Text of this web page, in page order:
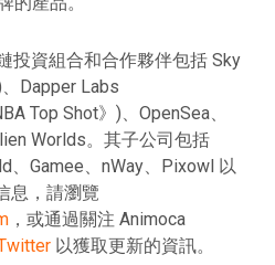
投資組合和合作夥伴包括 Sky
Dapper Labs
Top Shot》)、OpenSea、
Worlds。其子公司包括
、Gamee、nWay、Pixowl 以
息，請瀏覽
，或通過關注 Animoca
以獲取更新的資訊。